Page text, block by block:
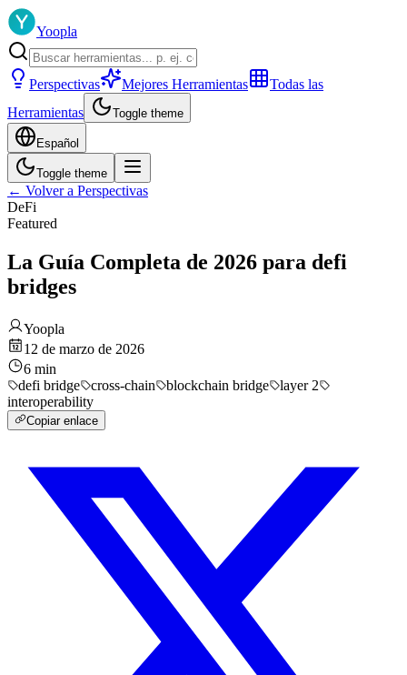
Yoopla
Perspectivas Mejores Herramientas
Todas las
Herramientas
Toggle theme
Español
Toggle theme
← Volver a Perspectivas
DeFi
Featured
La Guía Completa de 2026 para defi
bridges
Yoopla
12 de marzo de 2026
6 min
defi bridge
cross-chain blockchain bridge
layer 2
interoperability
Copiar enlace